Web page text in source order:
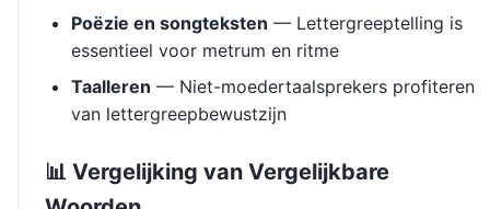
Poëzie en songteksten — Lettergreeptelling is
essentieel voor metrum en ritme
Taalleren — Niet-moedertaalsprekers profiteren
van lettergreepbewustzijn
📊 Vergelijking van Vergelijkbare